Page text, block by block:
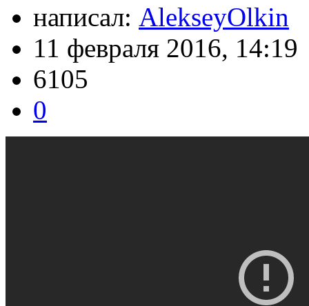
написал: AlekseyOlkin
11 февраля 2016, 14:19
6105
0